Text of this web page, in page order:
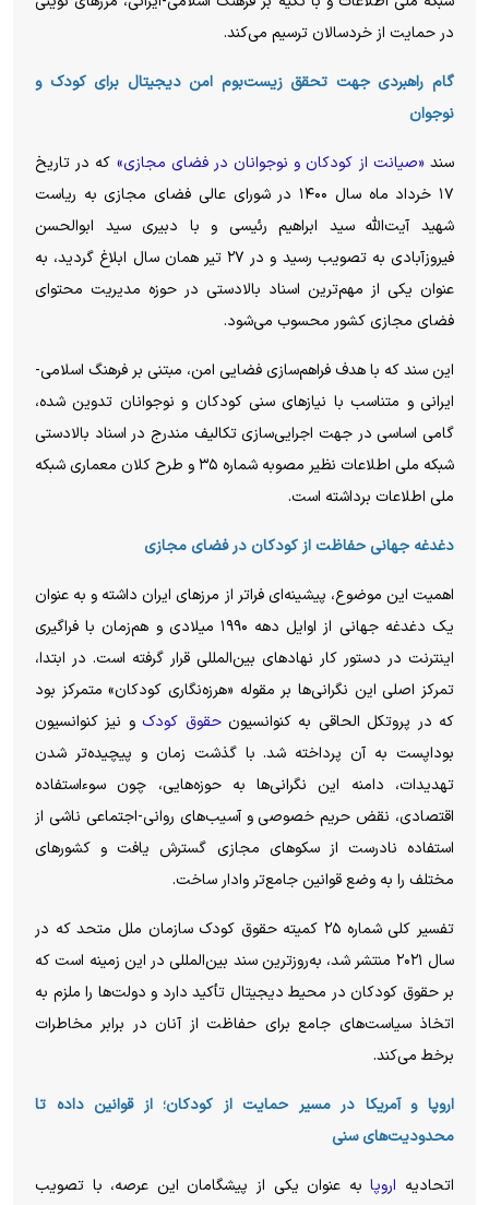
در حمایت از خردسالان ترسیم می‌کند.
گام راهبردی جهت تحقق زیست‌بوم امن دیجیتال برای کودک و
نوجوان
سند «صیانت از کودکان و نوجوانان در فضای مجازی» که در تاریخ
۱۷ خرداد ماه سال ۱۴۰۰ در شورای عالی فضای مجازی به ریاست
شهید آیت‌الله سید ابراهیم رئیسی و با دبیری سید ابوالحسن
فیروزآبادی به تصویب رسید و در ۲۷ تیر همان سال ابلاغ گردید، به
عنوان یکی از مهم‌ترین اسناد بالادستی در حوزه مدیریت محتوای
فضای مجازی کشور محسوب می‌شود.
این سند که با هدف فراهم‌سازی فضایی امن، مبتنی بر فرهنگ اسلامی-
ایرانی و متناسب با نیاز‌های سنی کودکان و نوجوانان تدوین شده،
گامی اساسی در جهت اجرایی‌سازی تکالیف مندرج در اسناد بالادستی
شبکه ملی اطلاعات نظیر مصوبه شماره ۳۵ و طرح کلان معماری شبکه
ملی اطلاعات برداشته است.
دغدغه جهانی حفاظت از کودکان در فضای مجازی
اهمیت این موضوع، پیشینه‌ای فراتر از مرز‌های ایران داشته و به عنوان
یک دغدغه جهانی از اوایل دهه ۱۹۹۰ میلادی و هم‌زمان با فراگیری
اینترنت در دستور کار نهاد‌های بین‌المللی قرار گرفته است. در ابتدا،
تمرکز اصلی این نگرانی‌ها بر مقوله «هرزه‌نگاری کودکان» متمرکز بود
که در پروتکل الحاقی به کنوانسیونحقوق کودک و نیز کنوانسیون
بوداپست به آن پرداخته شد. با گذشت زمان و پیچیده‌تر شدن
تهدیدات، دامنه این نگرانی‌ها به حوزه‌هایی، چون سوءاستفاده
اقتصادی، نقض حریم خصوصی و آسیب‌های روانی-اجتماعی ناشی از
استفاده نادرست از سکو‌های مجازی گسترش یافت و کشور‌های
مختلف را به وضع قوانین جامع‌تر وادار ساخت.
تفسیر کلی شماره ۲۵ کمیته حقوق کودک سازمان ملل متحد که در
سال ۲۰۲۱ منتشر شد، به‌روزترین سند بین‌المللی در این زمینه است که
بر حقوق کودکان در محیط دیجیتال تأکید دارد و دولت‌ها را ملزم به
اتخاذ سیاست‌های جامع برای حفاظت از آنان در برابر مخاطرات
برخط می‌کند.
اروپا و آمریکا در مسیر حمایت از کودکان؛ از قوانین داده تا
محدودیت‌های سنی
اتحادیه اروپابه عنوان یکی از پیشگامان این عرصه، با تصویب